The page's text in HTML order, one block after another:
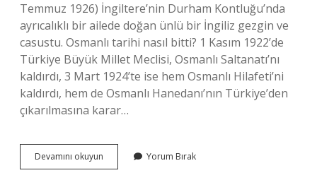
Temmuz 1926) İngiltere’nin Durham Kontluğu’nda
ayrıcalıklı bir ailede doğan ünlü bir İngiliz gezgin ve
casustu. Osmanlı tarihi nasıl bitti? 1 Kasım 1922’de
Türkiye Büyük Millet Meclisi, Osmanlı Saltanatı’nı
kaldırdı, 3 Mart 1924’te ise hem Osmanlı Hilafeti’ni
kaldırdı, hem de Osmanlı Hanedanı’nın Türkiye’den
çıkarılmasına karar…
Devamını okuyun Osmanlıyı
Ne
Yorum Bırak